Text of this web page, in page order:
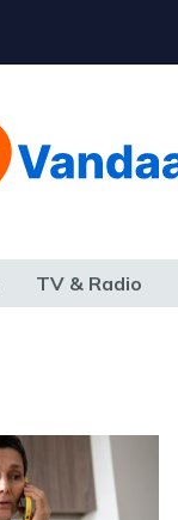
TV & Radio